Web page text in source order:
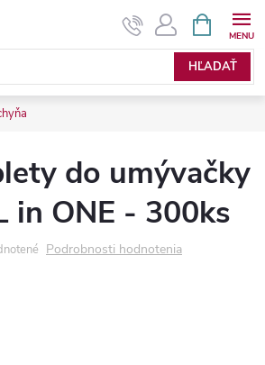
HĽADAŤ
KOŠÍK
do umývačky
in ONE - 300ks
Podrobnosti hodnotenia